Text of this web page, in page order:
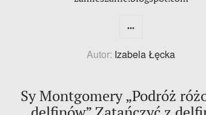
...
Autor: Izabela Łęcka
Sy Montgomery „Podróż